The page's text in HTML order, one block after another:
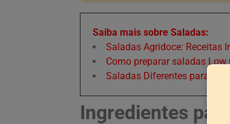
Saiba mais sobre Saladas:
Saladas Agridoce: Receitas
Como preparar saladas
Saladas Diferentes para o
Ingredientes